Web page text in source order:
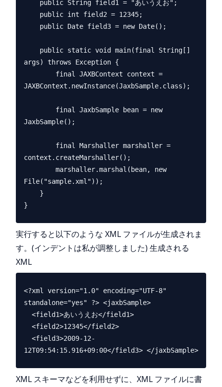
args) throws Exception {
JAXBContext.newInstance(JaxbSample.class);
JaxbSample();
context.createMarshaller();
File("sample.xml"));
実行すると以下のような XML ファイルが生成されま
す。(インデントは私が調整しました) 生成される
XML
<?xml version="1.0" encoding="UTF-8"
standalone="yes" ?> <jaxbSample>
XML スキーマなどを利用せずに、XML ファイルに書